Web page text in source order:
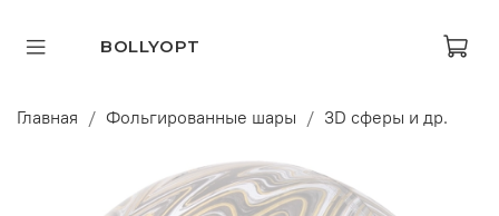
BOLLYOPT
Главная Фольгированные шары 3D сферы и др.